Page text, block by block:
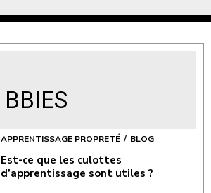
BBIES
APPRENTISSAGE PROPRETÉ BLOG
Est-ce que les culottes
d’apprentissage sont utiles ?